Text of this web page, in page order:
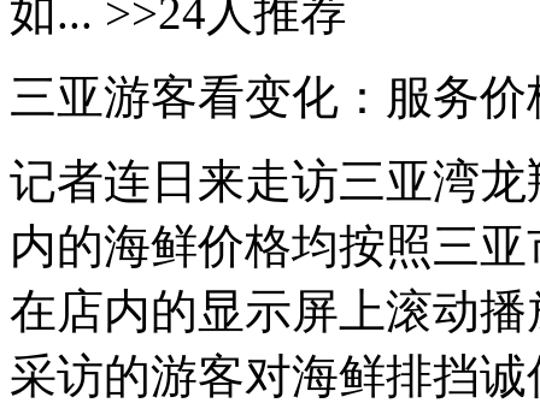
如... >>24人推荐
三亚游客看变化：服务
记者连日来走访三亚湾
内的海鲜价格均按照三
在店内的显示屏上滚动
采访的游客对海鲜排挡